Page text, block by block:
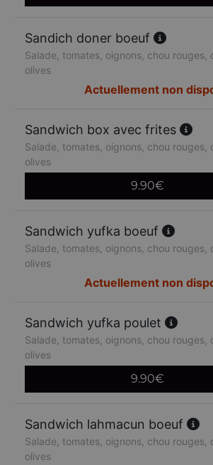
Sandich doner boeuf
Salade, tomates, oignons, chou rouges,
olives
Actuellement non
Sandwich box avec frites
Salade, tomates, oignons, chou rouges,
olives
9.90€
Sandwich yufka boeuf
Salade, tomates, oignons, chou rouges,
olives
Actuellement non
Sandwich yufka poulet
Salade, tomates, oignons, chou rouges,
olives
9.90€
Sandwich lahmacun boeuf
Salade, tomates, oignons, chou rouges,
olives